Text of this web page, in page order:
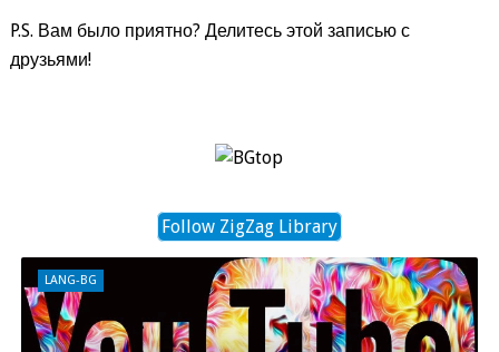
P.S. Вам было приятно? Делитесь этой записью с
друзьями!
Follow ZigZag Library
LANG-BG